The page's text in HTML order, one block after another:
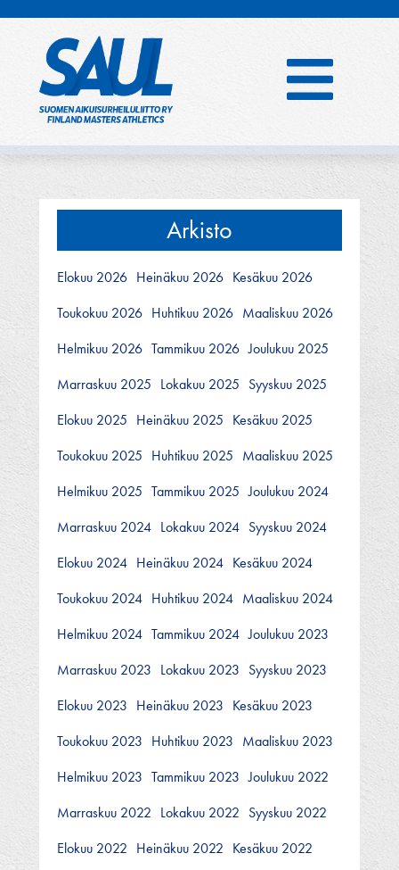
Arkisto
Elokuu 2026 Heinäkuu 2026 Kesäkuu 2026
Toukokuu 2026 Huhtikuu 2026 Maaliskuu 2026
Helmikuu 2026 Tammikuu 2026 Joulukuu 2025
Marraskuu 2025 Lokakuu 2025 Syyskuu 2025
Elokuu 2025 Heinäkuu 2025 Kesäkuu 2025
Toukokuu 2025 Huhtikuu 2025 Maaliskuu 2025
Helmikuu 2025 Tammikuu 2025 Joulukuu 2024
Marraskuu 2024 Lokakuu 2024 Syyskuu 2024
Elokuu 2024 Heinäkuu 2024 Kesäkuu 2024
Toukokuu 2024 Huhtikuu 2024 Maaliskuu 2024
Helmikuu 2024 Tammikuu 2024 Joulukuu 2023
Marraskuu 2023 Lokakuu 2023 Syyskuu 2023
Elokuu 2023 Heinäkuu 2023 Kesäkuu 2023
Toukokuu 2023 Huhtikuu 2023 Maaliskuu 2023
Helmikuu 2023 Tammikuu 2023 Joulukuu 2022
Marraskuu 2022 Lokakuu 2022 Syyskuu 2022
Elokuu 2022 Heinäkuu 2022 Kesäkuu 2022